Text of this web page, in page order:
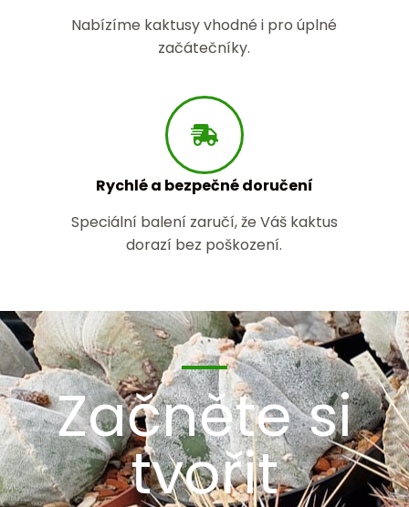
Nabízíme kaktusy vhodné i pro úplné
začátečníky.
Rychlé a bezpečné doručení
Speciální balení zaručí, že Váš kaktus
dorazí bez poškození.
Začněte si
tvořit